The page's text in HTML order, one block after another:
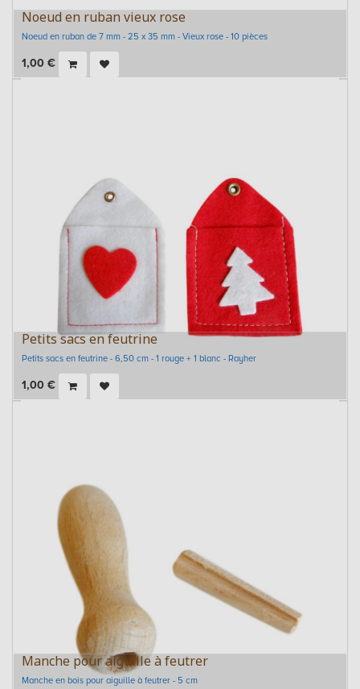
Noeud en ruban vieux rose
Noeud en ruban de 7 mm - 25 x 35 mm - Vieux rose - 10 pièces
1,00 €
Petits sacs en feutrine
Petits sacs en feutrine - 6,50 cm - 1 rouge + 1 blanc - Rayher
1,00 €
Manche pour aiguille à feutrer
Manche en bois pour aiguille à feutrer - 5 cm